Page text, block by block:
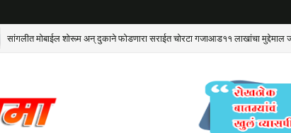
सांगलीत मोबाईल शोरूम अन् दुकाने फोडणारा सराईत चोरटा गजाआड११ लाखांचा मुद्देमाल